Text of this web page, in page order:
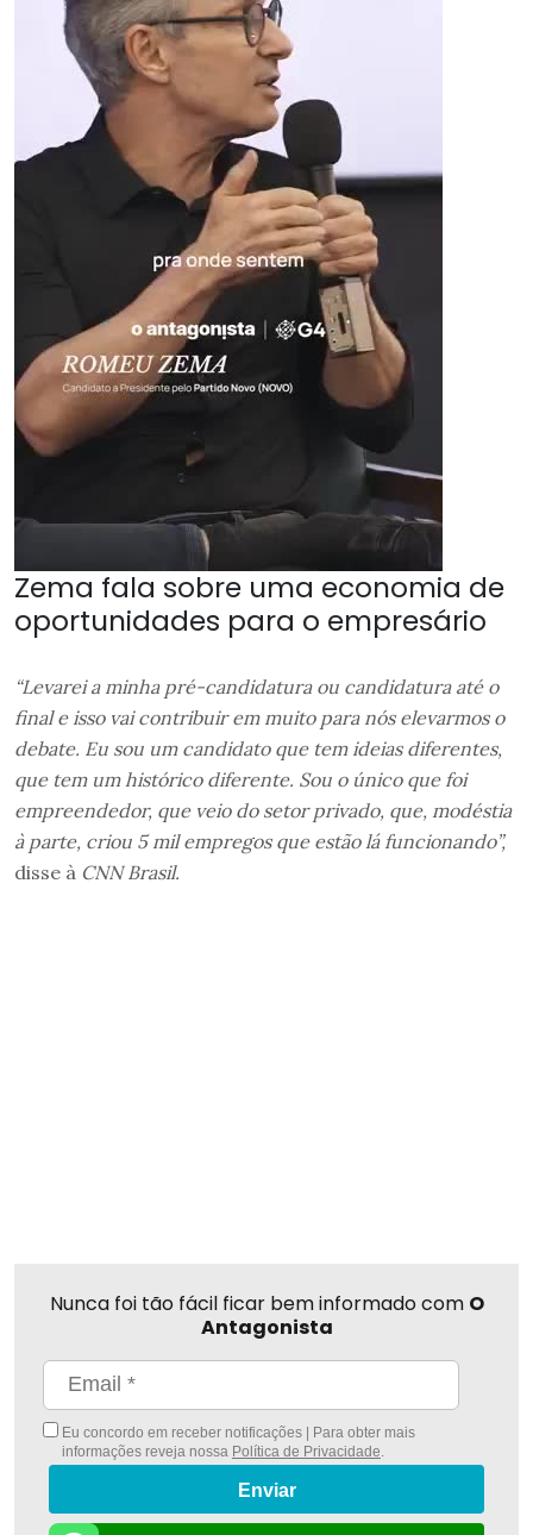
Zema fala sobre uma economia de
oportunidades para o empresário
“Levarei a minha pré-candidatura ou candidatura até o
final e isso vai contribuir em muito para nós elevarmos o
debate. Eu sou um candidato que tem ideias diferentes,
que tem um histórico diferente. Sou o único que foi
empreendedor, que veio do setor privado, que, modéstia
à parte, criou 5 mil empregos que estão lá funcionando”,
disse à CNN Brasil.
Nunca foi tão fácil ficar bem informado com O
Antagonista
Eu concordo em receber notificações | Para obter mais
informações reveja nossa Política de Privacidade
Enviar